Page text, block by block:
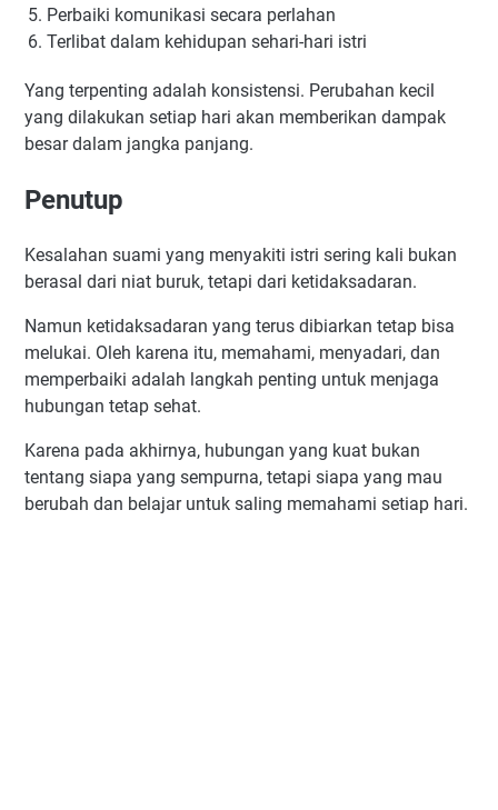
Perbaiki komunikasi secara perlahan
Terlibat dalam kehidupan sehari-hari istri
Yang terpenting adalah konsistensi. Perubahan kecil
yang dilakukan setiap hari akan memberikan dampak
besar dalam jangka panjang.
Penutup
Kesalahan suami yang menyakiti istri sering kali bukan
berasal dari niat buruk, tetapi dari ketidaksadaran.
Namun ketidaksadaran yang terus dibiarkan tetap bisa
melukai. Oleh karena itu, memahami, menyadari, dan
memperbaiki adalah langkah penting untuk menjaga
hubungan tetap sehat.
Karena pada akhirnya, hubungan yang kuat bukan
tentang siapa yang sempurna, tetapi siapa yang mau
berubah dan belajar untuk saling memahami setiap hari.